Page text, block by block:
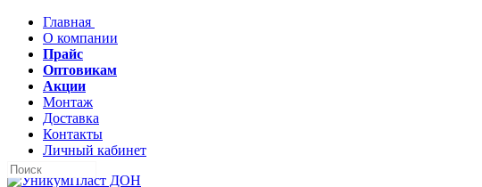
Главная
О компании
Прайс
Оптовикам
Акции
Монтаж
Доставка
Контакты
Личный кабинет